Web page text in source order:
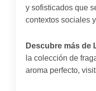
y sofisticados que
contextos sociales
Descubre más de
la colección de
aroma perfecto,